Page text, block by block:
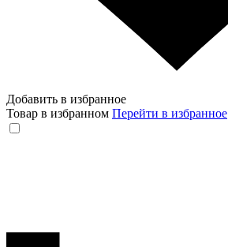
Добавить в избранное
Товар в избранном Перейти в избранное